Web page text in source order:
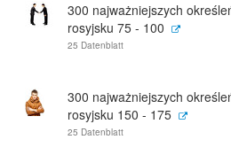
300 najważniejszych
rosyjsku 75 - 100
25 Datenblatt
300 najważniejszych
rosyjsku 150 - 175
25 Datenblatt